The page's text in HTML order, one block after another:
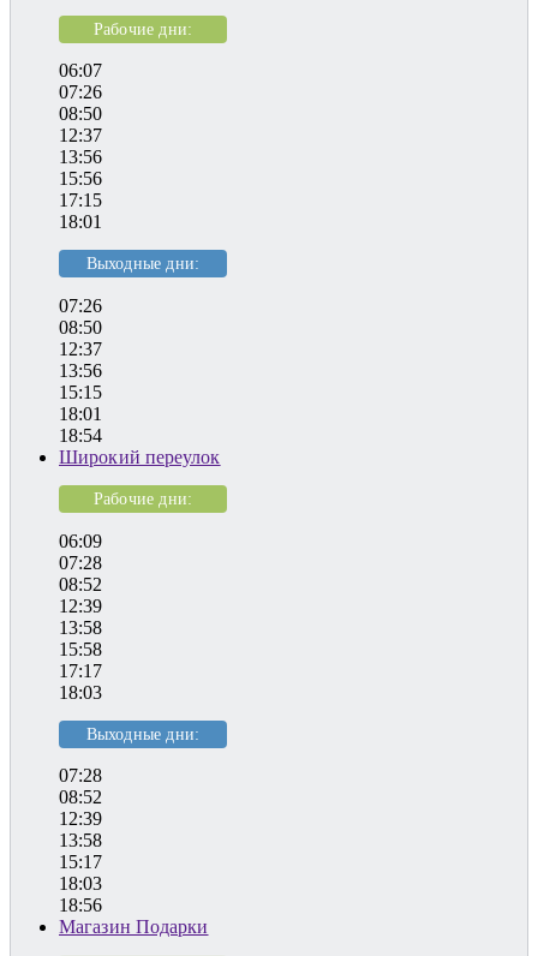
Рабочие дни:
06:07
07:26
08:50
12:37
13:56
15:56
17:15
18:01
Выходные дни:
07:26
08:50
12:37
13:56
15:15
18:01
18:54
Широкий переулок
Рабочие дни:
06:09
07:28
08:52
12:39
13:58
15:58
17:17
18:03
Выходные дни:
07:28
08:52
12:39
13:58
15:17
18:03
18:56
Магазин Подарки